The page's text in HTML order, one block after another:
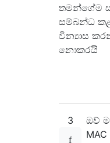
තමන්ගේම
සම්බන්ධ
වින්‍යාස
නොකරයි
3
ඔව්